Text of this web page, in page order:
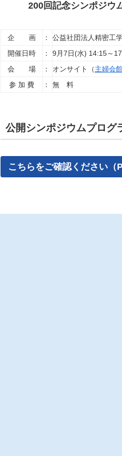
200回記念シンポジウ
企 画 ：
公益社団法人精密工
開催日時
：
9月7日(水) 14:15～
会 場
： オンサイト（主婦会
参 加 費
： 無 料
公開シンポジウムプログ
こちらをご確認ください（